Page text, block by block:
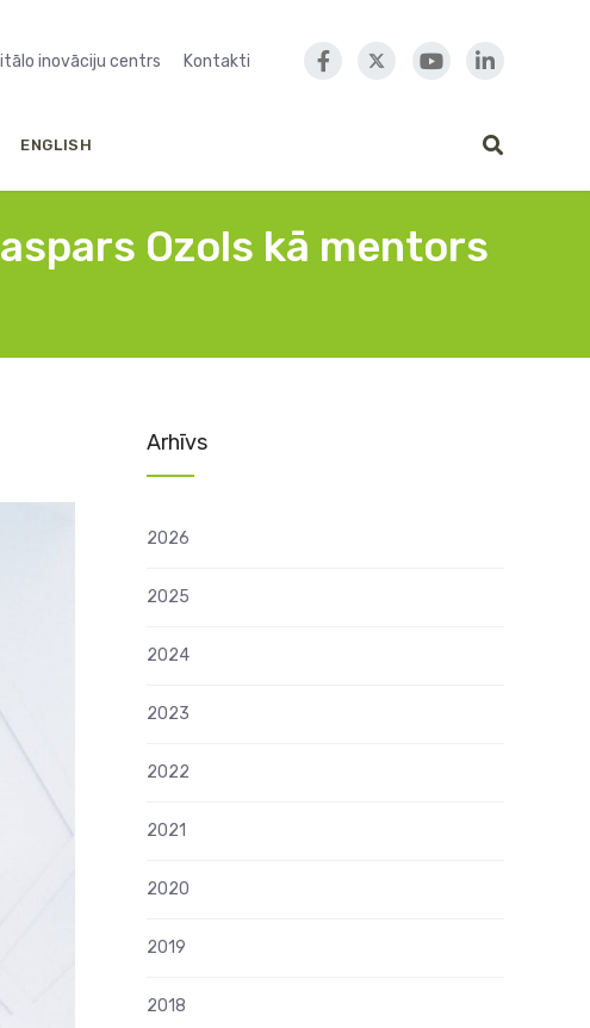
inovāciju centrs Kontakti
ENGLISH
Ozols kā mentors
Arhīvs
2026
2025
2024
2023
2022
2021
2020
2019
2018